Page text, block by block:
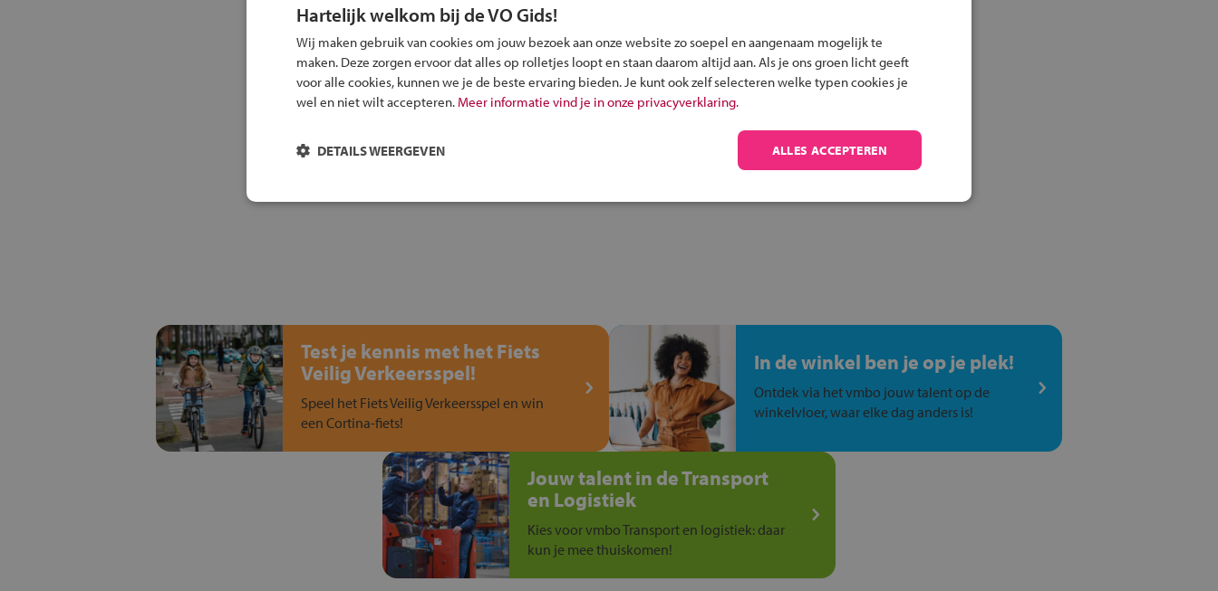
Inschrijven?
Test je kennis met het Fiets
Veilig Verkeersspel!
Speel het Fiets Veilig Verkeersspel en win
een Cortina-fiets!
In de winkel ben je op je plek!
Ontdek via het vmbo jouw talent op de
winkelvloer, waar elke dag anders is!
Jouw talent in de Transport
en Logistiek
Kies voor vmbo Transport en logistiek: daar
kun je mee thuiskomen!
Hartelijk welkom bij de VO Gids!
Wij maken gebruik van cookies om jouw bezoek aan onze website zo soepel en aangenaam mogelijk te
maken. Deze zorgen ervoor dat alles op rolletjes loopt en staan daarom altijd aan. Als je ons groen licht geeft
voor alle cookies, kunnen we je de beste ervaring bieden. Je kunt ook zelf selecteren welke typen cookies je
wel en niet wilt accepteren. Meer informatie vind je in onze privacyverklaring.
ALLES ACCEPTEREN
DETAILS WEERGEVEN